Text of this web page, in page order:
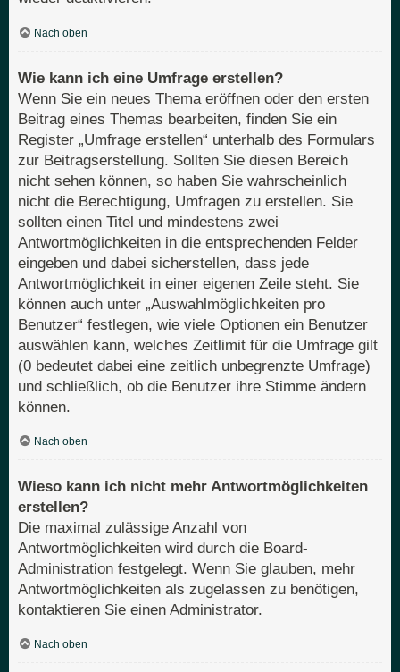
Nach oben
Wie kann ich eine Umfrage erstellen?
Wenn Sie ein neues Thema eröffnen oder den ersten
Beitrag eines Themas bearbeiten, finden Sie ein
Register „Umfrage erstellen“ unterhalb des Formulars
zur Beitragserstellung. Sollten Sie diesen Bereich
nicht sehen können, so haben Sie wahrscheinlich
nicht die Berechtigung, Umfragen zu erstellen. Sie
sollten einen Titel und mindestens zwei
Antwortmöglichkeiten in die entsprechenden Felder
eingeben und dabei sicherstellen, dass jede
Antwortmöglichkeit in einer eigenen Zeile steht. Sie
können auch unter „Auswahlmöglichkeiten pro
Benutzer“ festlegen, wie viele Optionen ein Benutzer
auswählen kann, welches Zeitlimit für die Umfrage gilt
(0 bedeutet dabei eine zeitlich unbegrenzte Umfrage)
und schließlich, ob die Benutzer ihre Stimme ändern
können.
Nach oben
Wieso kann ich nicht mehr Antwortmöglichkeiten
erstellen?
Die maximal zulässige Anzahl von
Antwortmöglichkeiten wird durch die Board-
Administration festgelegt. Wenn Sie glauben, mehr
Antwortmöglichkeiten als zugelassen zu benötigen,
kontaktieren Sie einen Administrator.
Nach oben